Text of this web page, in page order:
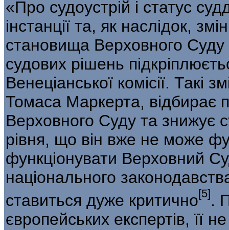
«Про судоустрій і статус
інстанції та, як на­слідок,
становища Верховного Суду
судових рішень
Венеціанської комісії. Такі
Томаса Маркерта, відбирає
Верховного Суду та знижує
рівня, що він вже не може
функціонувати Верховний
національного
ставиться дуже критично[5] .
європейських експертів, її